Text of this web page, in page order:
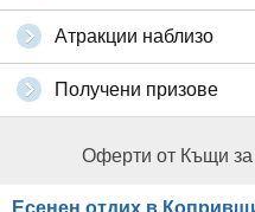
Атракции наблизо
Получени призове
Оферти от Къщи за
Есенен отдих в